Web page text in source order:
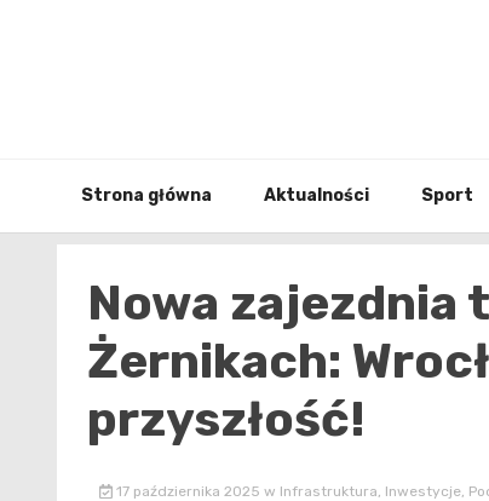
Strona główna Aktualności Sport
Nowa zajezdnia
Żernikach:
przyszłość!
17 października 2025 w Infrastruktura, Inwestycje,